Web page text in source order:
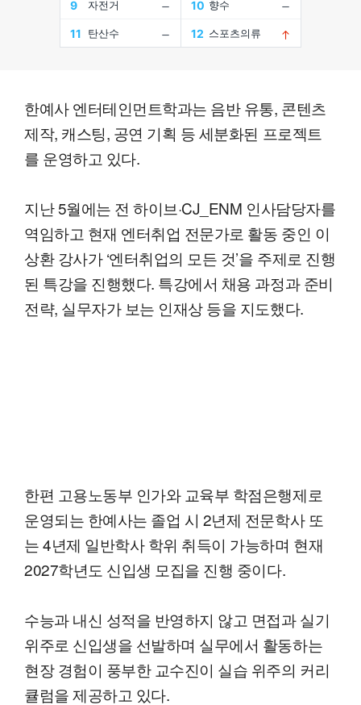
한예사 엔터테인먼트학과는 음반 유통, 콘텐츠
제작, 캐스팅, 공연 기획 등 세분화된 프로젝트
를 운영하고 있다.
지난 5월에는 전 하이브·CJ_ENM 인사담당자를
역임하고 현재 엔터취업 전문가로 활동 중인 이
상환 강사가 ‘엔터취업의 모든 것’을 주제로 진행
된 특강을 진행했다. 특강에서 채용 과정과 준비
전략, 실무자가 보는 인재상 등을 지도했다.
한편 고용노동부 인가와 교육부 학점은행제로
운영되는 한예사는 졸업 시 2년제 전문학사 또
는 4년제 일반학사 학위 취득이 가능하며 현재
2027학년도 신입생 모집을 진행 중이다.
수능과 내신 성적을 반영하지 않고 면접과 실기
위주로 신입생을 선발하며 실무에서 활동하는
현장 경험이 풍부한 교수진이 실습 위주의 커리
큘럼을 제공하고 있다.